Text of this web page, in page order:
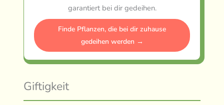
garantiert bei dir gedeihen.
Finde Pflanzen, die bei dir zuhause
gedeihen werden →
Giftigkeit